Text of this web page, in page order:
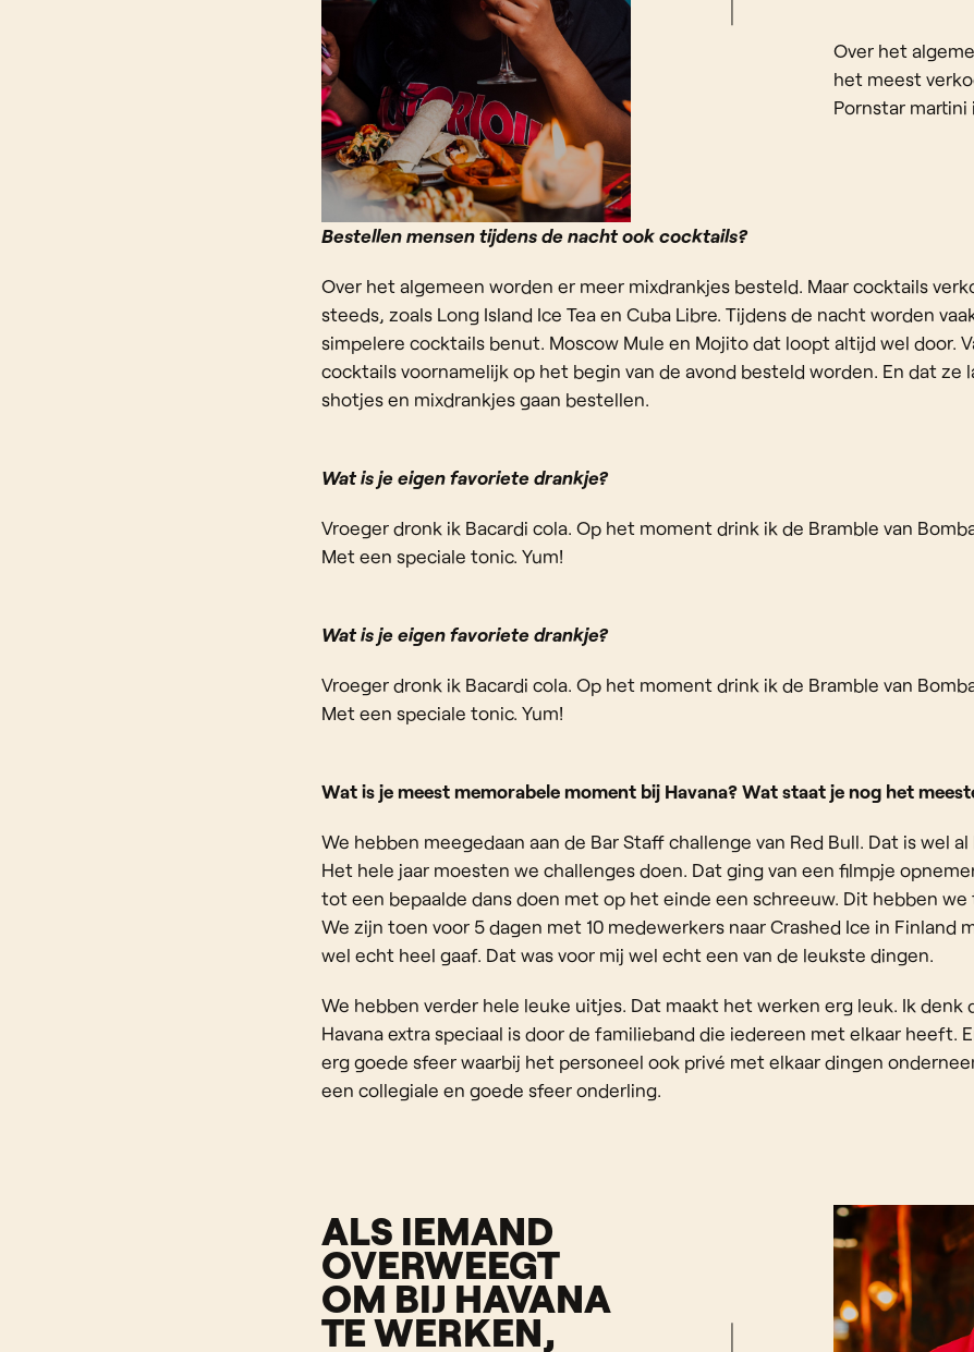
Over het
het meest
Pornstar martini
Bestellen mensen tijdens de nacht ook cocktails?
Over het algemeen worden er meer mixdrankjes besteld. Maar cocktails
steeds, zoals Long Island Ice Tea en Cuba Libre. Tijdens de nacht worden
simpelere cocktails benut. Moscow Mule en Mojito dat loopt altijd wel door.
cocktails voornamelijk op het begin van de avond besteld worden. En dat ze
shotjes en mixdrankjes gaan bestellen.
Wat is je eigen favoriete drankje?
Vroeger dronk ik Bacardi cola. Op het moment drink ik de Bramble van
Met een speciale tonic. Yum!
Wat is je eigen favoriete drankje?
Vroeger dronk ik Bacardi cola. Op het moment drink ik de Bramble van
Met een speciale tonic. Yum!
Wat is je meest memorabele moment bij Havana? Wat staat je nog het
We hebben meegedaan aan de Bar Staff challenge van Red Bull. Dat is wel
Het hele jaar moesten we challenges doen. Dat ging van een filmpje
tot een bepaalde dans doen met op het einde een schreeuw. Dit hebben
We zijn toen voor 5 dagen met 10 medewerkers naar Crashed Ice in Finland
wel echt heel gaaf. Dat was voor mij wel echt een van de leukste dingen.
We hebben verder hele leuke uitjes. Dat maakt het werken erg leuk. Ik denk
Havana extra speciaal is door de familieband die iedereen met elkaar heeft.
erg goede sfeer waarbij het personeel ook privé met elkaar dingen
een collegiale en goede sfeer onderling.
ALS IEMAND
OVERWEEGT
OM BIJ HAVANA
TE WERKEN,